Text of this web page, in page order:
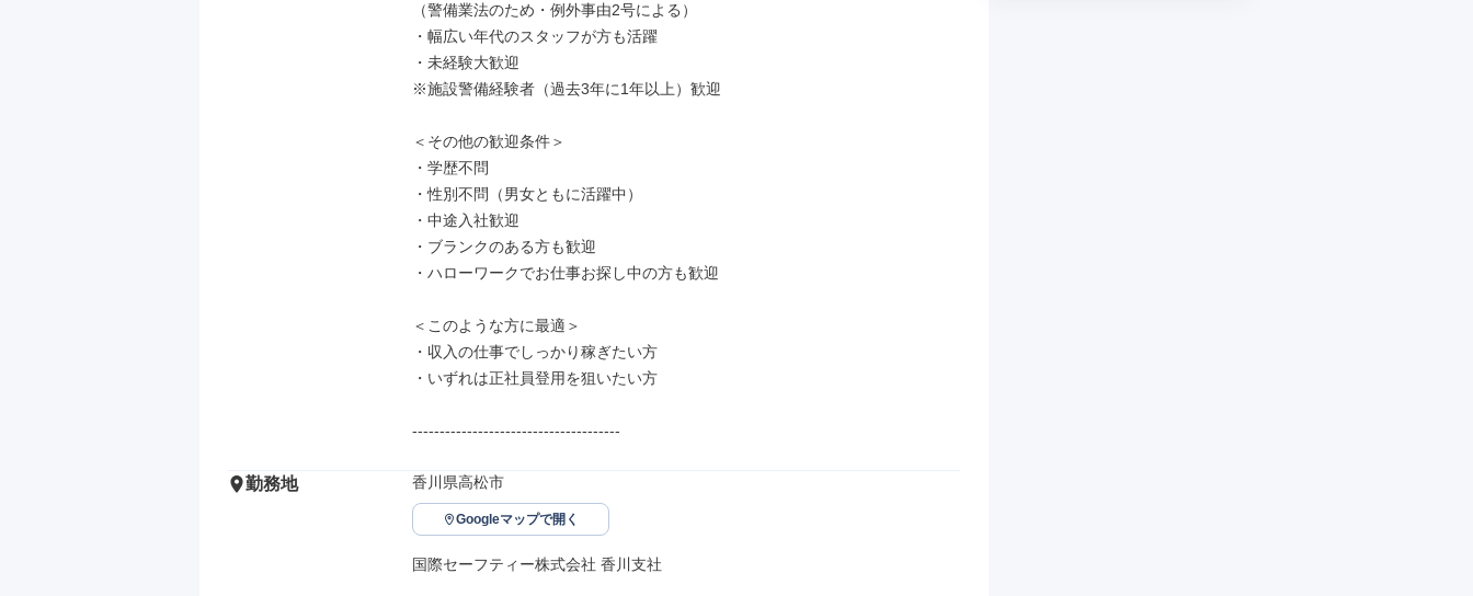
（警備業法のため・例外事由2号による）
・幅広い年代のスタッフが方も活躍
・未経験大歓迎
※施設警備経験者（過去3年に1年以上）歓迎
＜その他の歓迎条件＞
・学歴不問
・性別不問（男女ともに活躍中）
・中途入社歓迎
・ブランクのある方も歓迎
・ハローワークでお仕事お探し中の方も歓迎
＜このような方に最適＞
・収入の仕事でしっかり稼ぎたい方
・いずれは正社員登用を狙いたい方
--------------------------------------
勤務地 香川県高松市
Googleマップで開く
国際セーフティー株式会社 香川支社